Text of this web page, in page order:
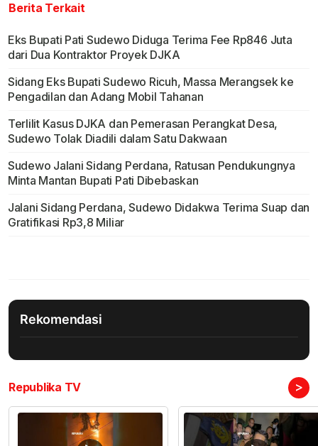
Berita Terkait
Eks Bupati Pati Sudewo Diduga Terima Fee Rp846 Juta
dari Dua Kontraktor Proyek DJKA
Sidang Eks Bupati Sudewo Ricuh, Massa Merangsek ke
Pengadilan dan Adang Mobil Tahanan
Terlilit Kasus DJKA dan Pemerasan Perangkat Desa,
Sudewo Tolak Diadili dalam Satu Dakwaan
Sudewo Jalani Sidang Perdana, Ratusan Pendukungnya
Minta Mantan Bupati Pati Dibebaskan
Jalani Sidang Perdana, Sudewo Didakwa Terima Suap dan
Gratifikasi Rp3,8 Miliar
Rekomendasi
Republika TV >